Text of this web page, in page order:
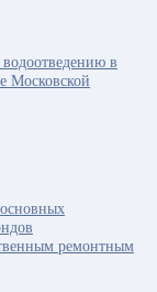
в
Московской
ремонтным